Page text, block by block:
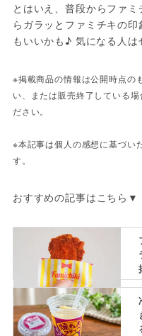
とはいえ、普段からファ
らガラッとファミチキの
もいいかも♪ 気になる人は
※掲載商品の情報は公開時点の
い、または販売終了している
ださい。
※本記事は個人の感想に基づい
す。
おすすめの記事はこちら▼